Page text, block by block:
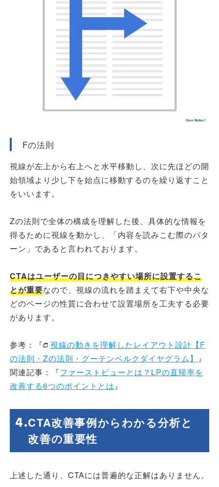
Fの法則
視線が左上から右上へと水平移動し、次に先ほどの開
始領域より少し下を始点に移動するのを繰り返すこと
をいいます。
Zの法則で全体の構成を理解した後、具体的な情報を
得るために視線を動かし、「内容を読みこむ際のパタ
ーン」であると言われております。
CTAはユーザーの目につきやすい場所に設置するこ
とが重要なので、視線の流れを踏まえて右下や中央な
どのページの性質に合わせて設置場所を工夫する必要
があります。
参考：『
視線の動きを理解したレイアウト設計【F
の法則・Zの法則・グーテンベルクダイヤグラム】 』
関連記事：『ファーストビューとは？LPの直帰率を
改善する6つのポイントとは』
CTA改善事例からわかる分析と
改善の重要性
上述した通り、CTAには普遍的な正解はありません。